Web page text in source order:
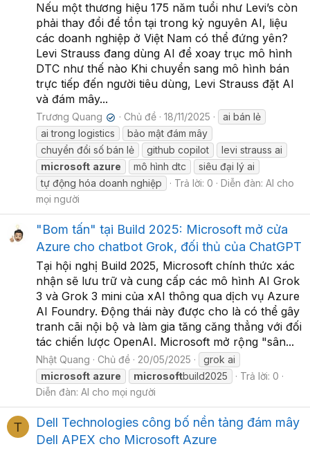
Nếu một thương hiệu 175 năm tuổi như Levi’s còn
phải thay đổi để tồn tại trong kỷ nguyên AI, liệu
các doanh nghiệp ở Việt Nam có thể đứng yên?
Levi Strauss đang dùng AI để xoay trục mô hình
DTC như thế nào Khi chuyển sang mô hình bán
trực tiếp đến người tiêu dùng, Levi Strauss đặt AI
và đám mây...
Trương Quang ✔ Chủ đề 18/11/2025
ai bán lẻ
ai trong logistics
bảo mật đám mây
chuyển đổi số bán lẻ
github copilot
levi strauss ai
microsoft azure mô hình dtc
siêu đại lý ai
tự động hóa doanh nghiệp
Trả lời: 0 Diễn đàn: AI cho
mọi người
"Bom tấn" tại Build 2025: Microsoft mở cửa
Azure cho chatbot Grok, đối thủ của ChatGPT
Tại hội nghị Build 2025, Microsoft chính thức xác
nhận sẽ lưu trữ và cung cấp các mô hình AI Grok
3 và Grok 3 mini của xAI thông qua dịch vụ Azure
AI Foundry. Động thái này được cho là có thể gây
tranh cãi nội bộ và làm gia tăng căng thẳng với đối
tác chiến lược OpenAI. Microsoft mở rộng "sân...
Nhật Quang Chủ đề 20/05/2025
grok ai
microsoft azure microsoftbuild2025
Trả lời: 0
Diễn đàn: AI cho mọi người
T
Dell Technologies công bố nền tảng đám mây
Dell APEX cho Microsoft Azure